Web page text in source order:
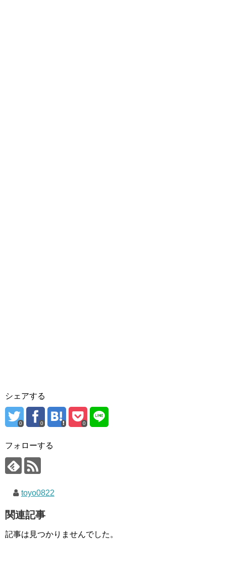
シェアする
0 0 0
フォローする
toyo0822
関連記事
記事は見つかりませんでした。